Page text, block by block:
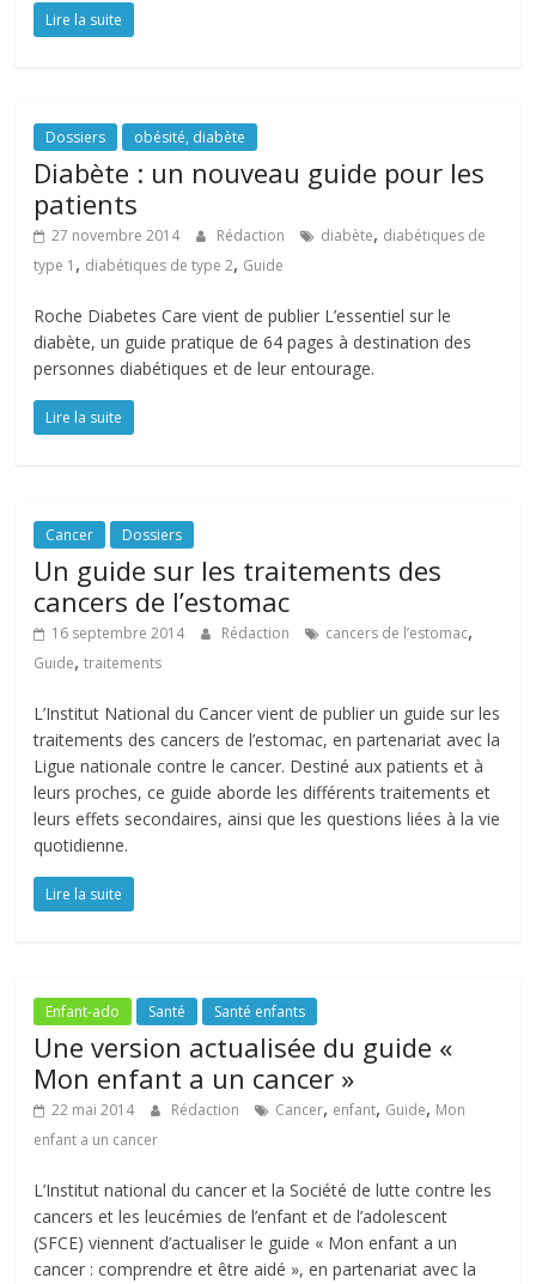
Lire la suite
Dossiers obésité, diabète
Diabète : un nouveau guide pour les
patients
27 novembre 2014 Rédaction diabète, diabétiques de
type 1 , diabétiques de type 2, Guide
Roche Diabetes Care vient de publier L’essentiel sur le
diabète, un guide pratique de 64 pages à destination des
personnes diabétiques et de leur entourage.
Lire la suite
Cancer Dossiers
Un guide sur les traitements des
cancers de l’estomac
16 septembre 2014 Rédaction cancers de l’estomac,
Guide,traitements
L’Institut National du Cancer vient de publier un guide sur les
traitements des cancers de l’estomac, en partenariat avec la
Ligue nationale contre le cancer. Destiné aux patients et à
leurs proches, ce guide aborde les différents traitements et
leurs effets secondaires, ainsi que les questions liées à la vie
quotidienne.
Lire la suite
Enfant-ado Santé Santé enfants
Une version actualisée du guide «
Mon enfant a un cancer »
22 mai 2014 Rédaction Cancer, enfant, Guide, Mon
enfant a un cancer
L’Institut national du cancer et la Société de lutte contre les
cancers et les leucémies de l’enfant et de l’adolescent
(SFCE) viennent d’actualiser le guide « Mon enfant a un
cancer : comprendre et être aidé », en partenariat avec la